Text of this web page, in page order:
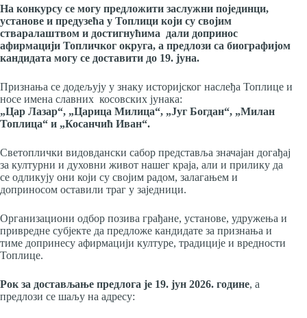
На конкурсу се могу предложити заслужни појединци,
установе и предузећа у Топлици који су својим
стваралаштвом и достигнућима дали допринос
афирмацији Топличког округа, а предлози са биографијом
кандидата могу се доставити до 19. јуна.
Признања се додељују у знаку историјског наслеђа Топлице и
носе имена славних косовских јунака:
„Цар Лазар“, „Царица Милица“, „Југ Богдан“, „Милан
Топлица“ и „Косанчић Иван“.
Светоплички видовдански сабор представља значајан догађај
за културни и духовни живот нашег краја, али и прилику да
се одликују они који су својим радом, залагањем и
доприносом оставили траг у заједници.
Организациони одбор позива грађане, установе, удружења и
привредне субјекте да предложе кандидате за признања и
тиме допринесу афирмацији културе, традиције и вредности
Топлице.
Рок за достављање предлога је ­­­19. јун 2026. године, а
предлози се шаљу на адресу: